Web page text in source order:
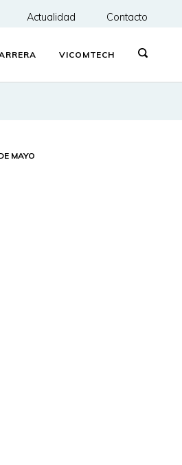
Actualidad Contacto
VICOMTECH
MAYO